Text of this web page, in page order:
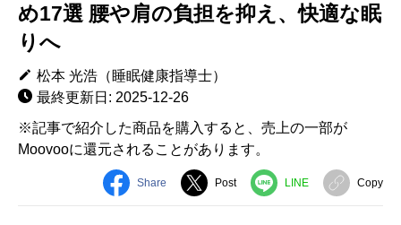
め17選 腰や肩の負担を抑え、快適な眠
りへ
松本 光浩（睡眠健康指導士）
最終更新日: 2025-12-26
※記事で紹介した商品を購入すると、売上の一部が
Moovooに還元されることがあります。
Share Post LINE Copy